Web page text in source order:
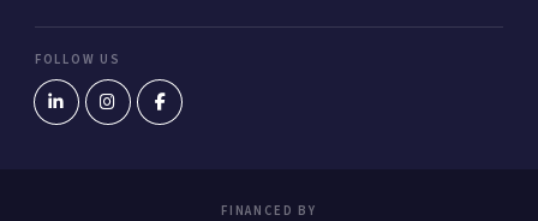
FOLLOW US
FINANCED BY